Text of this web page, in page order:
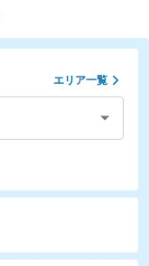
エリア一覧